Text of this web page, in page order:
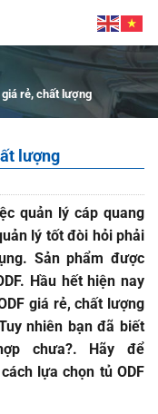
rẻ, chất lượng
lượng
quản lý cáp quang
lý tốt đòi hỏi phải
Sản phẩm được
Hầu hết hiện nay
giá rẻ, chất lượng
nhiên bạn đã biết
chưa?. Hãy để
lựa chọn tủ ODF